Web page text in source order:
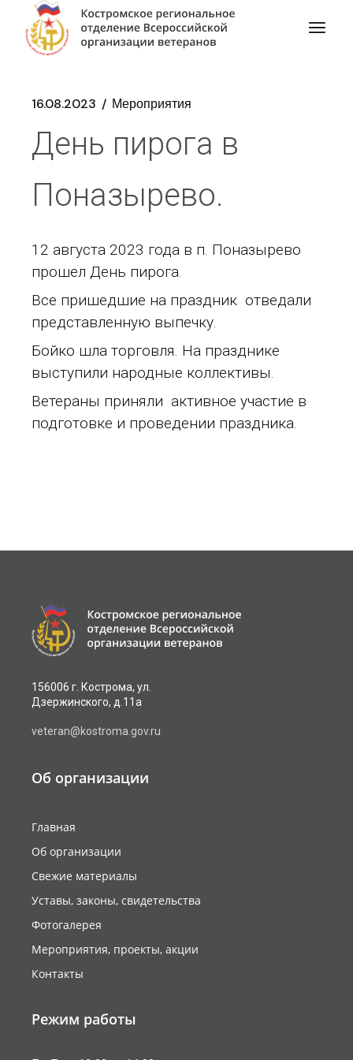
16.08.2023 Мероприятия
День пирога в
Поназырево.
12 августа 2023 года в п. Поназырево
прошел День пирога.
Все пришедшие на праздник отведали
представленную выпечку.
Бойко шла торговля. На празднике
выступили народные коллективы.
Ветераны приняли активное участие в
подготовке и проведении праздника.
156006 г. Кострома, ул.
Дзержинского, д.11а
veteran@kostroma.gov.ru
Об организации
Главная
Об организации
Свежие материалы
Уставы, законы, свидетельства
Фотогалерея
Мероприятия, проекты, акции
Контакты
Режим работы